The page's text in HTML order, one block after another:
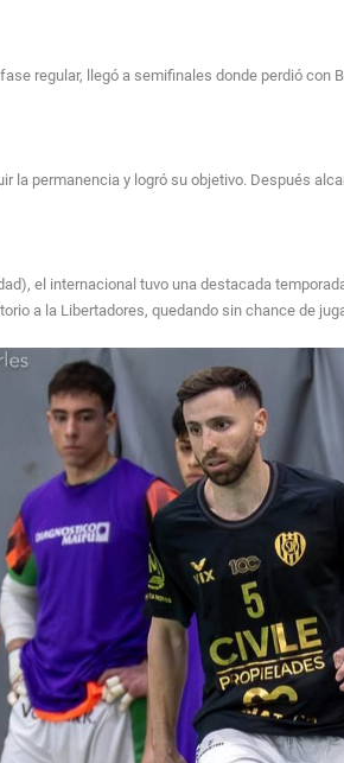
regular, llegó a semifinales donde perdió con
la permanencia y logró su objetivo. Después
el internacional tuvo una destacada
a la Libertadores, quedando sin chance de